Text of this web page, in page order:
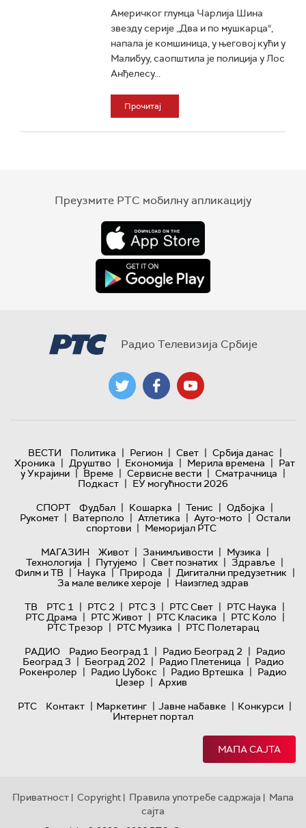
Америчког глумца Чарлија Шина
звезду серије „Два и по мушкарца“,
напала је комшиница, у његовој кући у
Малибуу, саопштила је полиција у Лос
Анђелесу...
Прочитај
Преузмите РТС мобилну апликацију
Радио Телевизија Србије
ВЕСТИ Политика | Регион | Свет | Србија данас |
Хроника | Друштво | Економија | Мерила времена | Рат
у Украјини | Време | Сервисне вести | Сматрачница |
Подкаст | ЕУ могућности 2026
СПОРТ
Фудбал | Кошарка | Тенис | Одбојка |
Рукомет | Ватерполо | Атлетика | Ауто-мото | Остали
спортови | Меморијал РТС
МАГАЗИН
Живот | Занимљивости | Музика |
Технологијa | Путујемо | Свет познатих | Здравље |
Филм и ТВ | Наука | Природа | Дигитални предузетник |
За мале велике хероје | Наизглед здрав
ТВ
РТС 1 | РТС 2 | РТС 3 | РТС Свет | РТС Наука |
РТС Драма | РТС Живот | РТС Класика | РТС Коло |
РТС Трезор | РТС Музика | РТС Полетарац
РАДИО
Радио Београд 1 | Радио Београд 2 | Радио
Београд 3 | Београд 202 | Радио Плетеница | Радио
Рокенролер | Радио Џубокс | Радио Вртешка | Радио
Џезер | Архив
РТС
Контакт | Маркетинг | Јавне набавке | Конкурси |
Интернет портал
МАПА САЈТА
Приватност | Copyright | Правила употребе садржаја | Мапа
сајта